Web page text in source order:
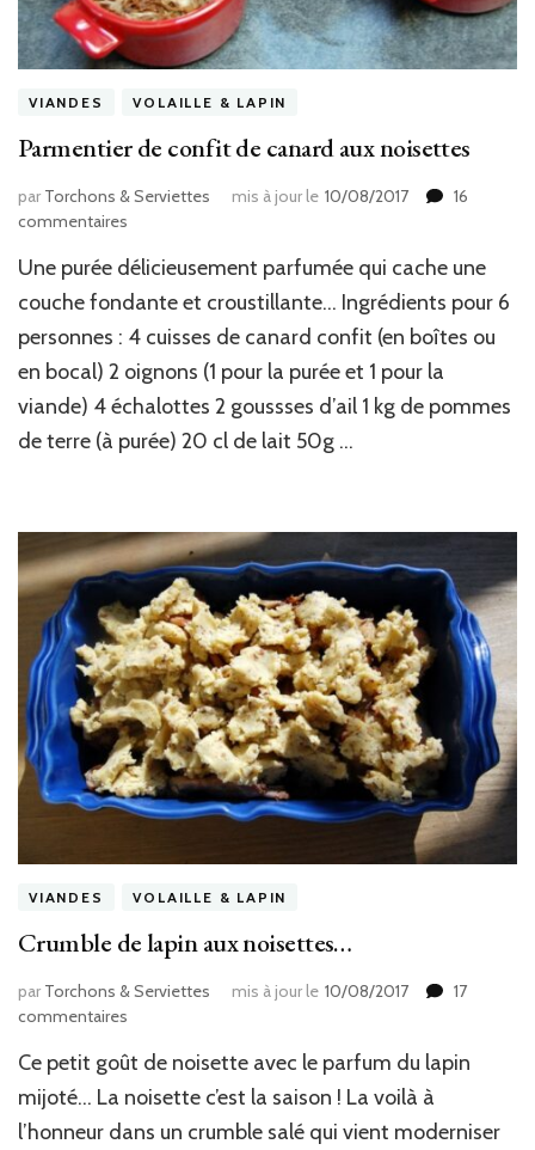
VIANDES VOLAILLE & LAPIN
Parmentier de confit de canard aux noisettes
par Torchons & Serviettes mis à jour le 10/08/2017
16
commentaires
de
confit
canard
aux
noisettes
Une purée délicieusement parfumée qui cache une
couche fondante et croustillante… Ingrédients pour 6
personnes : 4 cuisses de canard confit (en boîtes ou
en bocal) 2 oignons (1 pour la purée et 1 pour la
viande) 4 échalottes 2 goussses d’ail 1 kg de pommes
de terre (à purée) 20 cl de lait 50g …
VIANDES VOLAILLE & LAPIN
Crumble de lapin aux noisettes…
par Torchons & Serviettes mis à jour le 10/08/2017
17
commentaires
de
lapin
noisettes…
Ce petit goût de noisette avec le parfum du lapin
mijoté… La noisette c’est la saison ! La voilà à
l’honneur dans un crumble salé qui vient moderniser